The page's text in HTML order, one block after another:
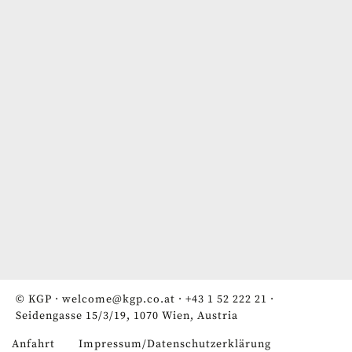
© KGP · welcome@kgp.co.at · +43 1 52 222 21 ·
Seidengasse 15/3/19, 1070 Wien, Austria
Anfahrt Impressum/Datenschutzerklärung